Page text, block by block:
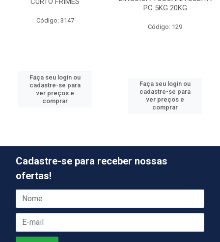
Código: 3147
Faça seu login ou
cadastre-se para
ver preços e
comprar
PC 5KG 20KG
Código: 129
Faça seu login ou
cadastre-se para
ver preços e
comprar
Cadastre-se para receber nossas
ofertas!